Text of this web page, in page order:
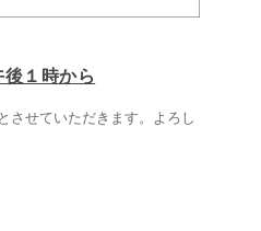
１時から
させていただきます。よろし